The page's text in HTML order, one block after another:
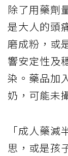
除了用藥劑
是大人的頭
磨成粉，或
響安定性及
染。藥品加
奶，可能未
「成人藥
思，或是孩